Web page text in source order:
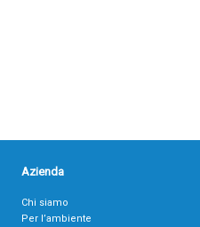
Azienda
Chi siamo
Per l’ambiente